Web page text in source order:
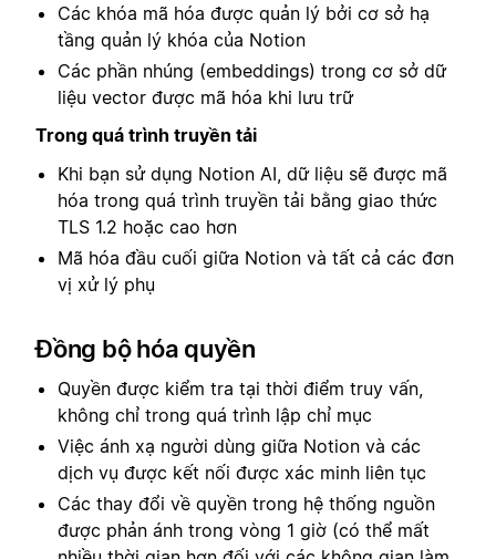
Các khóa mã hóa được quản lý bởi cơ sở hạ
tầng quản lý khóa của Notion
Các phần nhúng (embeddings) trong cơ sở dữ
liệu vector được mã hóa khi lưu trữ
Trong quá trình truyền tải
Khi bạn sử dụng Notion AI, dữ liệu sẽ được mã
hóa trong quá trình truyền tải bằng giao thức
TLS 1.2 hoặc cao hơn
Mã hóa đầu cuối giữa Notion và tất cả các đơn
vị xử lý phụ
Đồng bộ hóa quyền
Quyền được kiểm tra tại thời điểm truy vấn,
không chỉ trong quá trình lập chỉ mục
Việc ánh xạ người dùng giữa Notion và các
dịch vụ được kết nối được xác minh liên tục
Các thay đổi về quyền trong hệ thống nguồn
được phản ánh trong vòng 1 giờ (có thể mất